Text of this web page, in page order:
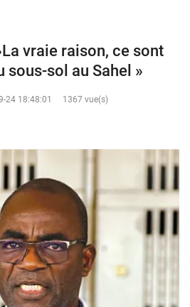
vraie raison, ce sont
sous-sol au Sahel »
24 18:48:01
1367 vue(s)